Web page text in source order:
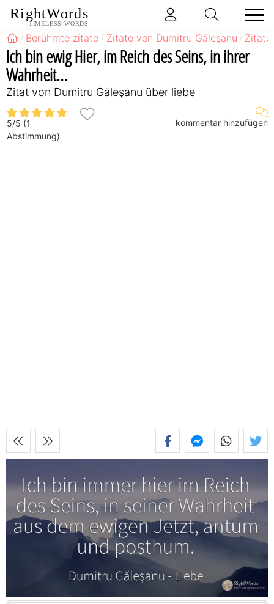
RightWords
TIMELESS WORDS
Berühmte zitate Zitate von Dumitru Găleşanu Zitate
Ich bin ewig Hier, im Reich des Seins, in ihrer
Wahrheit...
Zitat von Dumitru Găleşanu über liebe
5/5 (1
Abstimmung)
kommentar hinzufügen